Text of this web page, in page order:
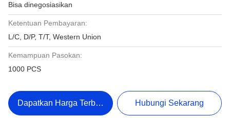
Bisa dinegosiasikan
Ketentuan Pembayaran:
L/C, D/P, T/T, Western Union
Kemampuan Pasokan:
1000 PCS
Dapatkan Harga Terbaik Hubungi Sekarang